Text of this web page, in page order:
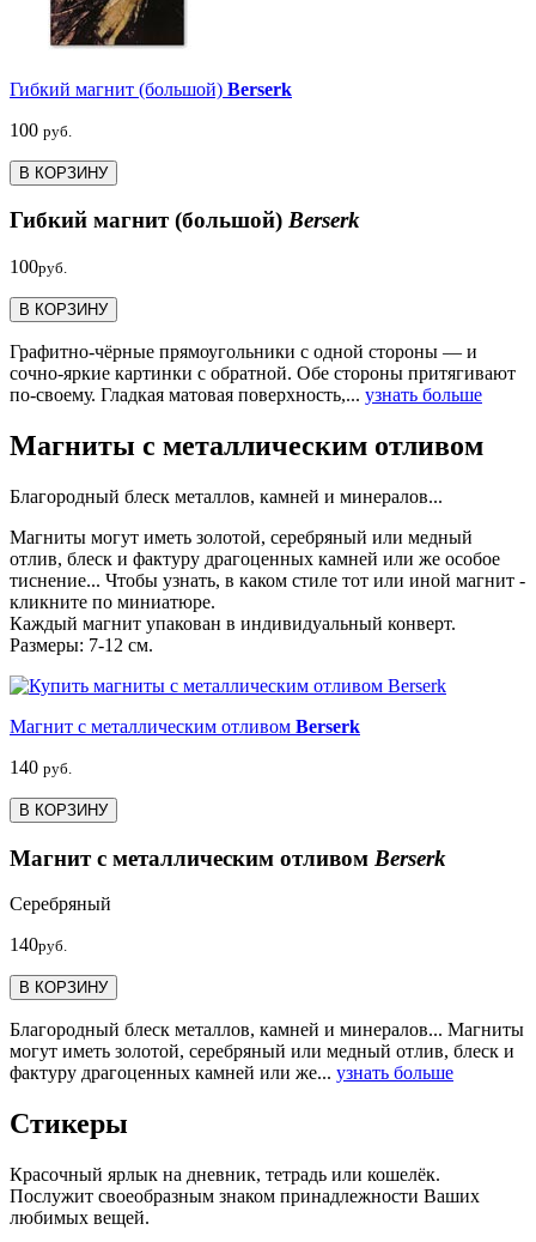
Гибкий магнит (большой) Berserk
100 руб.
В КОРЗИНУ
Гибкий магнит (большой) Berserk
100руб.
В КОРЗИНУ
Графитно-чёрные прямоугольники с одной стороны — и
сочно-яркие картинки с обратной. Обе стороны притягивают
по-своему. Гладкая матовая поверхность,... узнать больше
Магниты с металлическим отливом
Благородный блеск металлов, камней и минералов...
Магниты могут иметь золотой, серебряный или медный
отлив, блеск и фактуру драгоценных камней или же особое
тиснение... Чтобы узнать, в каком стиле тот или иной магнит -
кликните по миниатюре.
Каждый магнит упакован в индивидуальный конверт.
Размеры: 7-12 см.
Магнит с металлическим отливом Berserk
140 руб.
В КОРЗИНУ
Магнит с металлическим отливом Berserk
Серебряный
140руб.
В КОРЗИНУ
Благородный блеск металлов, камней и минералов... Магниты
могут иметь золотой, серебряный или медный отлив, блеск и
фактуру драгоценных камней или же... узнать больше
Стикеры
Красочный ярлык на дневник, тетрадь или кошелёк.
Послужит своеобразным знаком принадлежности Ваших
любимых вещей.